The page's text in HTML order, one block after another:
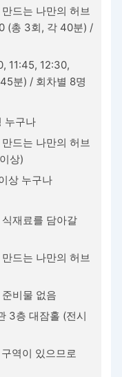
드는 나만의 허브
(총 3회, 각 40분) /
11:45, 12:30,
분) / 회차별 8명
누구나
드는 나만의 허브
상)
상 누구나
재료를 담아갈
드는 나만의 허브
비물 없음
3층 대잠홀 (전시
역이 있으므로